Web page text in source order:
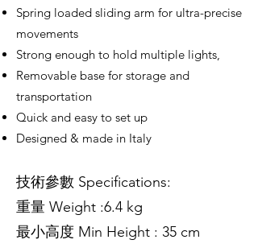
Spring loaded sliding arm for ultra-precise
movements
Strong enough to hold multiple lights,
Removable base for storage and
transportation
Quick and easy to set up
Designed & made in Italy
技術參數 Specifications:
重量 Weight :6.4 kg
最小高度 Min Height : 35 cm